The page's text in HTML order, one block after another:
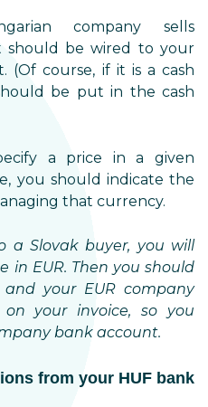
company sells
should be wired to your
(Of course, if it is a cash
be put in the cash
a price in a given
you should indicate the
that currency.
a Slovak buyer, you will
in EUR. Then you should
your EUR company
your invoice, so you
bank account.
from your HUF bank